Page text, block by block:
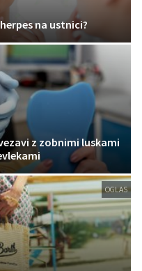
na ustnici?
z zobnimi luskami
OGLAS